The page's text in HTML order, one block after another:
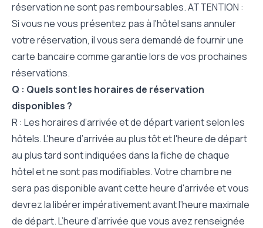
réservation ne sont pas remboursables. ATTENTION :
Si vous ne vous présentez pas à l'hôtel sans annuler
votre réservation, il vous sera demandé de fournir une
carte bancaire comme garantie lors de vos prochaines
réservations.
Q : Quels sont les horaires de réservation
disponibles ?
R : Les horaires d’arrivée et de départ varient selon les
hôtels. L'heure d’arrivée au plus tôt et l'heure de départ
au plus tard sont indiquées dans la fiche de chaque
hôtel et ne sont pas modifiables. Votre chambre ne
sera pas disponible avant cette heure d'arrivée et vous
devrez la libérer impérativement avant l’heure maximale
de départ. L’heure d’arrivée que vous avez renseignée